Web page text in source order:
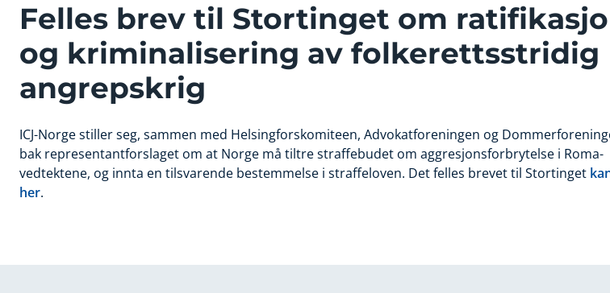
Felles brev til Stortinget om
og kriminalisering av folkerettsstridig
angrepskrig
ICJ-Norge stiller seg, sammen med Helsingforskomiteen, Advokatforeningen og
bak representantforslaget om at Norge må tiltre straffebudet om aggresjonsforbrytelse i Roma-
vedtektene, og innta en tilsvarende bestemmelse i straffeloven. Det felles brevet til Stortinget
her.